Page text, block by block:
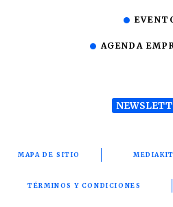
AGENDA
MAPA DE SITIO MEDIAKIT
TÉRMINOS Y CONDICIONES